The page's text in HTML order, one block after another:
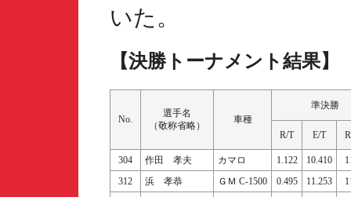
いた。
【決勝トーナメント結果】
No.
選手名
（敬称省略）
車種
準決勝
R/T E/T
304 作田 孝夫 カマロ 1.122 10.410
312
浜 孝恭 ＧＭ C-1500 0.495 11.253